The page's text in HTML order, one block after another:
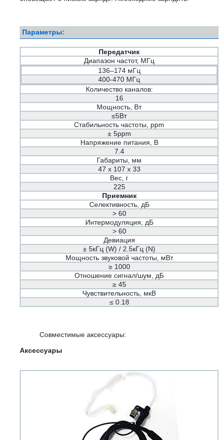
Параметры:
Передатчик
Диапазон частот, МГц
136–174 мГц
400-470 МГц
Количество каналов:
16
Мощность, Вт
≤5Вт
Стабильность частоты, ppm
± 5ppm
Напряжение питания, В
7.4
Габариты, мм
47 х 107 х 33
Вес, г
225
Приемник
Селективность, дБ
> 60
Интермодуляция, дБ
> 60
Девиация
± 5кГц (W) / 2.5кГц (N)
Мощность звуковой частоты, мВт
≥ 1000
Отношение сигнал/шум, дБ
≥ 45
Чувствительность, мкВ
≤ 0.18
Совместимые аксессуары:
Аксессуары